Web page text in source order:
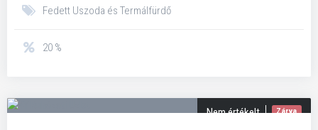
Fedett Uszoda és Termálfürdő
20 %
Nem értékelt Zárva